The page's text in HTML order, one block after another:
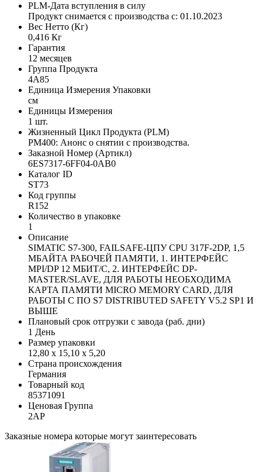
PLM-Дата вступления в силу
Продукт снимается с производства с: 01.10.2023
Вес Нетто (Кг)
0,416 Кг
Гарантия
12 месяцев
Группа Продукта
4A85
Единица Измерения Упаковки
см
Единицы Измерения
1 шт.
Жизненный Цикл Продукта (PLM)
PM400: Анонс о снятии с производства.
Заказной Номер (Артикл)
6ES7317-6FF04-0AB0
Каталог ID
ST73
Код группы
R152
Количество в упаковке
1
Описание
SIMATIC S7-300, FAILSAFE-ЦПУ CPU 317F-2DP, 1,5
МБАЙТА РАБОЧЕЙ ПАМЯТИ, 1. ИНТЕРФЕЙС
MPI/DP 12 МБИТ/С, 2. ИНТЕРФЕЙС DP-
MASTER/SLAVE, ДЛЯ РАБОТЫ НЕОБХОДИМА
КАРТА ПАМЯТИ MICRO MEMORY CARD, ДЛЯ
РАБОТЫ С ПО S7 DISTRIBUTED SAFETY V5.2 SP1 И
ВЫШЕ
Плановый срок отгрузки с завода (раб. дни)
1 День
Размер упаковки
12,80 x 15,10 x 5,20
Страна происхождения
Германия
Товарный код
85371091
Ценовая Группа
2AP
Заказные номера которые могут заинтересовать